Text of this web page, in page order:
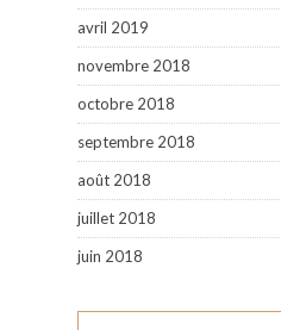
avril 2019
novembre 2018
octobre 2018
septembre 2018
août 2018
juillet 2018
juin 2018